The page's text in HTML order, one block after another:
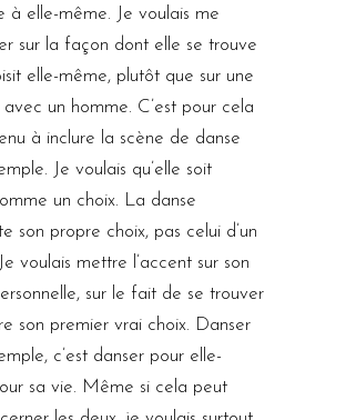
à elle-même. Je voulais me
sur la façon dont elle se trouve
elle-même, plutôt que sur une
un homme. C’est pour cela
à inclure la scène de danse
Je voulais qu’elle soit
un choix. La danse
son propre choix, pas celui d’un
voulais mettre l’accent sur son
sur le fait de se trouver
son premier vrai choix. Danser
c’est danser pour elle-
sa vie. Même si cela peut